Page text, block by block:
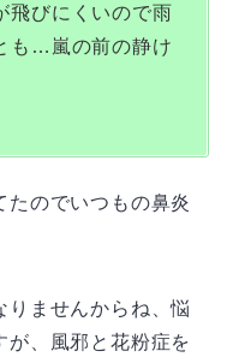
飛びにくいので雨
も…嵐の前の静け
たのでいつもの鼻炎
りませんからね、悩
が、風邪と花粉症を